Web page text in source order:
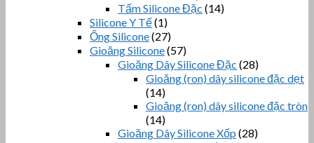
Tấm Silicone Đặc (14)
Silicone Y Tế(1)
Ống Silicone(27)
Gioăng Silicone(57)
Gioăng Dây Silicone Đặc (28)
Gioăng (ron) dây silicone đặc dẹt
(14)
Gioăng (ron) dây silicone đặc tròn
(14)
Gioăng Dây Silicone Xốp (28)